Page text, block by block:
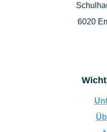
6020